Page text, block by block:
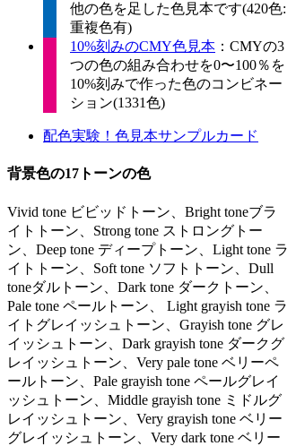
他の色を足した色見本です(420色:
重複色有)
10%刻みのCMY色見本 ：CMYの3
つの色の組み合わせを0〜100％を
10%刻みで作った色のコンビネー
ション(1331色)
配色実験！色見本サンプルカード
背景色の17トーンの色
Vivid tone ビビッドトーン、Bright toneブラ
イトトーン、Strong tone ストロングトー
ン、Deep tone ディープトーン、Light tone ラ
イトトーン、Soft tone ソフトトーン、Dull
toneダルトーン、Dark tone ダークトーン、
Pale tone ペールトーン、 Light grayish tone ラ
イトグレイッシュトーン、Grayish tone グレ
イッシュトーン、Dark grayish tone ダークグ
レイッシュトーン、Very pale tone ベリーペ
ールトーン、Pale grayish tone ペールグレイ
ッシュトーン、Middle grayish tone ミドルグ
レイッシュトーン、Very grayish tone ベリー
グレイッシュトーン、Very dark tone ベリー